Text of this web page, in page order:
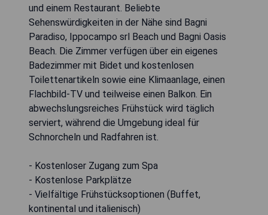
und einem Restaurant. Beliebte
Sehenswürdigkeiten in der Nähe sind Bagni
Paradiso, Ippocampo srl Beach und Bagni Oasis
Beach. Die Zimmer verfügen über ein eigenes
Badezimmer mit Bidet und kostenlosen
Toilettenartikeln sowie eine Klimaanlage, einen
Flachbild-TV und teilweise einen Balkon. Ein
abwechslungsreiches Frühstück wird täglich
serviert, während die Umgebung ideal für
Schnorcheln und Radfahren ist.
- Kostenloser Zugang zum Spa
- Kostenlose Parkplätze
- Vielfältige Frühstücksoptionen (Buffet,
kontinental und italienisch)